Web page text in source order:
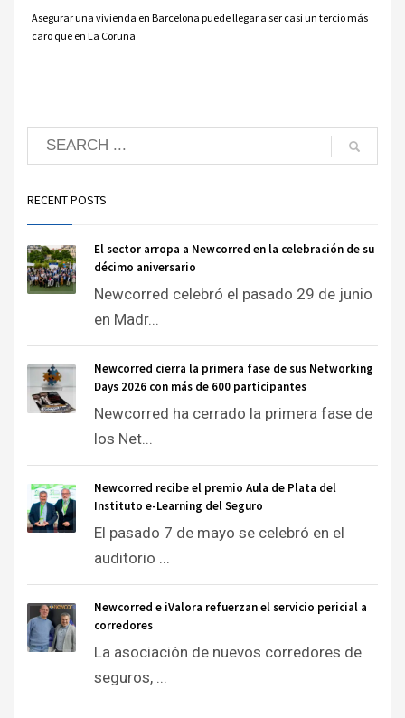
Asegurar una vivienda en Barcelona puede llegar a ser casi un tercio más
caro que en La Coruña
RECENT POSTS
El sector arropa a Newcorred en la celebración de su
décimo aniversario
Newcorred celebró el pasado 29 de junio
en Madr...
Newcorred cierra la primera fase de sus Networking
Days 2026 con más de 600 participantes
Newcorred ha cerrado la primera fase de
los Net...
Newcorred recibe el premio Aula de Plata del
Instituto e-Learning del Seguro
El pasado 7 de mayo se celebró en el
auditorio ...
Newcorred e iValora refuerzan el servicio pericial a
corredores
La asociación de nuevos corredores de
seguros, ...